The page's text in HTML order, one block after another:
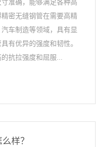
准确，能够满足各种高
密无缝钢管在需要高精
车制造等领域，具有显
有优异的强度和韧性。
抗拉强度和屈服...
样？